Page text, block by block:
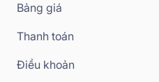
Bảng giá
Thanh toán
Điều khoản